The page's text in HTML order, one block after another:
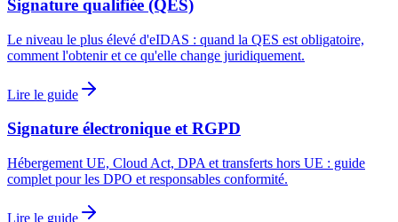
Signature qualifiée (QES)
Le niveau le plus élevé d'eIDAS : quand la QES est obligatoire,
comment l'obtenir et ce qu'elle change juridiquement.
Lire le guide
Signature électronique et RGPD
Hébergement UE, Cloud Act, DPA et transferts hors UE : guide
complet pour les DPO et responsables conformité.
Lire le guide